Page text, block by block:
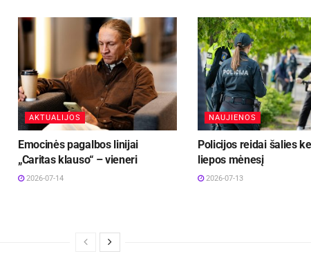
AKTUALIJOS
Emocinės pagalbos linijai
„Caritas klauso“ – vieneri
2026-07-14
NAUJIENOS
Policijos reidai šalies
liepos mėnesį
2026-07-13